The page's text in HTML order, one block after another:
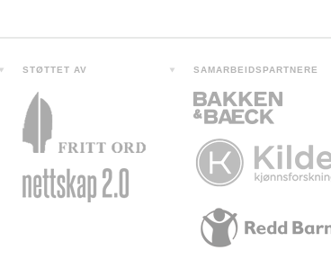
STØTTET AV SAMARBEIDSPARTNERE